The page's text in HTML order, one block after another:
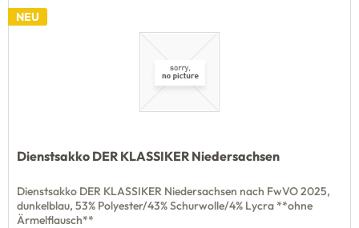
NEU
Dienstsakko DER KLASSIKER Niedersachsen
Dienstsakko DER KLASSIKER Niedersachsen nach FwVO 2025,
dunkelblau, 53% Polyester/43% Schurwolle/4% Lycra **ohne
Ärmelflausch**